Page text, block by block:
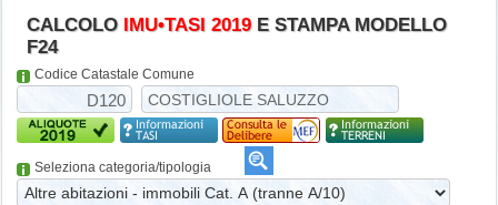
CALCOLO IMU•TASI 2019E STAMPA MODELLO
F24
Codice Catastale Comune
Seleziona categoria/tipologia